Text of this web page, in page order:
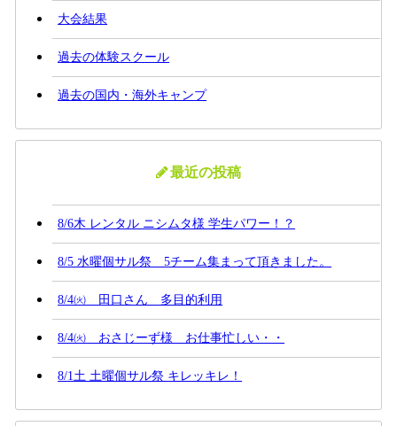
大会結果
過去の体験スクール
過去の国内・海外キャンプ
最近の投稿
8/6木 レンタル ニシムタ様 学生パワー！？
8/5 水曜個サル祭 5チーム集まって頂きました。
8/4㈫ 田口さん 多目的利用
8/4㈫ おさじーず様 お仕事忙しい・・
8/1土 土曜個サル祭 キレッキレ！